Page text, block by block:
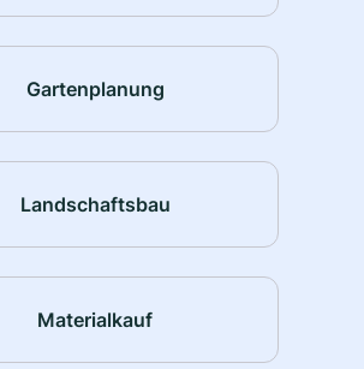
Gartenplanung
Landschaftsbau
Materialkauf